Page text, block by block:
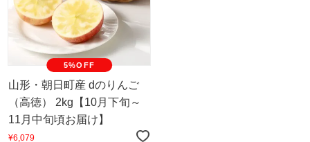
5%OFF
山形・朝日町産 dのりんご
（高徳） 2kg【10月下旬～
11月中旬頃お届け】
¥6,079